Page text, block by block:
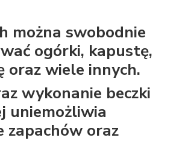
można swobodnie
ogórki, kapustę,
oraz wiele innych.
wykonanie beczki
uniemożliwia
zapachów oraz